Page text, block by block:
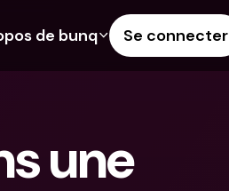
& IBANs
de bunq
Blog
Signaler un problème
Se connecter
une